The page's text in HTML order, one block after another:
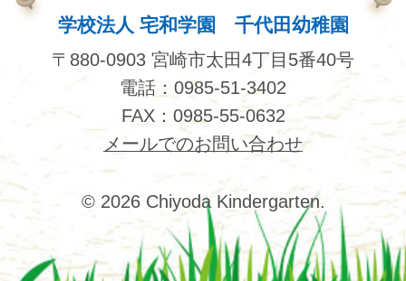
学校法人 宅和学園 千代田幼稚園
〒880-0903 宮崎市太田4丁目5番40号
電話：0985-51-3402
FAX：0985-55-0632
メールでのお問い合わせ
© 2026 Chiyoda Kindergarten.